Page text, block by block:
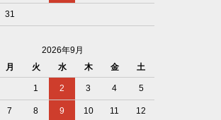
31
2026年9月
月 火 水 木 金 土
1 2 3 4 5
7 8 9 10 11 12